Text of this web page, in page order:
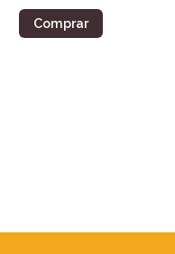
Comprar